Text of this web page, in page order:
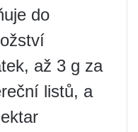
do
až 3 g za
listů, a